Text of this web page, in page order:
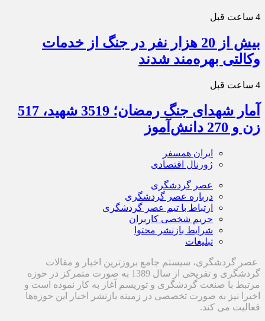
4 ساعت قبل
بیش از 20 هزار نفر در جنگ از خدمات
وکالتی بهره‌مند شدند
4 ساعت قبل
آمار شهدای جنگ رمضان؛ 3519 شهید، 517
زن و 270 دانش‌آموز
ایران همسفر
ژورنال اقتصادی
عصر گردشگری
درباره عصر گردشگری
ارتباط با تیم عصر گردشگری
حریم شخصی کاربران
شرایط بازنشر محتوا
تبلیغات
عصر گردشگری، سیستم جامع بروزترین اخبار و مقالات
گردشگری و تفریحی از سال 1389 به صورت متمرکز در حوزه
مرتبط با صنعت گردشگری و توریسم آغاز به کار نموده است و
اخیرا نیز به صورت تخصصی در زمینه بازنشر اخبار این حوزه‌ها
فعالیت می کند.